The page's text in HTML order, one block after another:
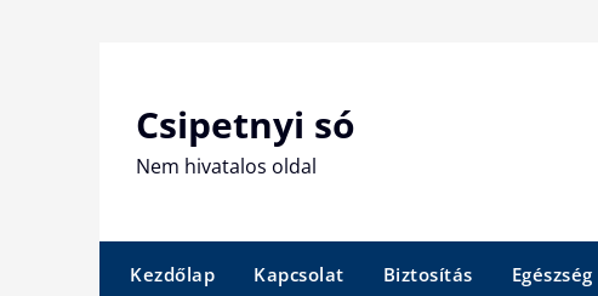
Csipetnyi só
Nem hivatalos oldal
Kezdőlap Kapcsolat Biztosítás Egészség